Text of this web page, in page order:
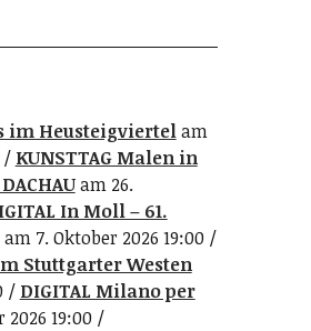
im Heusteigviertelam
KUNSTTAG Malen in
am 26.
In Moll – 61.
am 7. Oktober 2026 19:00
Stuttgarter Westen
DIGITAL Milano per
19:00